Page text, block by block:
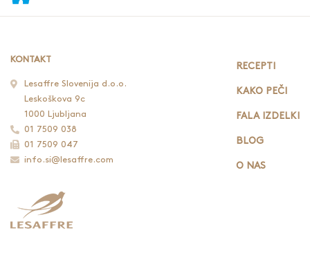
KONTAKT
Lesaffre Slovenija d.o.o.
Leskoškova 9c
1000 Ljubljana
01 7509 038
01 7509 047
info.si@lesaffre.com
RECEPTI
KAKO PEČI
FALA IZDELKI
BLOG
O NAS